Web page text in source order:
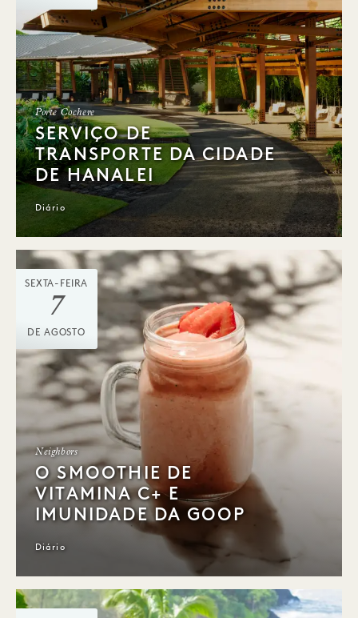
Porte Cochere
SERVIÇO DE
TRANSPORTE DA CIDADE
DE HANALEI
Diário
SEXTA-FEIRA
7
DE AGOSTO
Neighbors
O SMOOTHIE DE
VITAMINA C+ E
IMUNIDADE DA GOOP
Diário